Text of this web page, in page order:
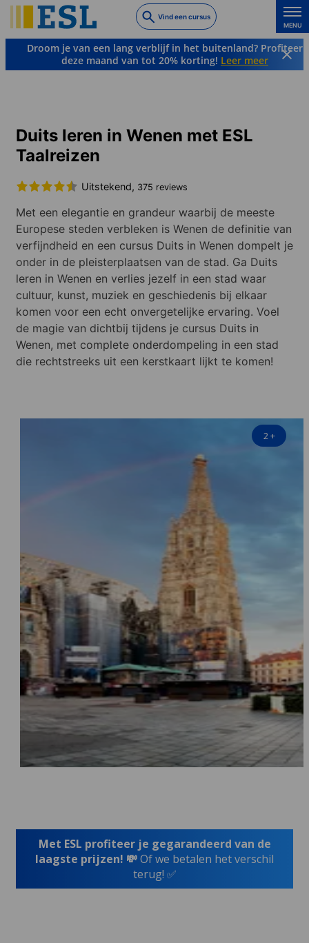
to
main
content
Vind een cursus
MENU
Droom je van een lang verblijf in het buitenland? Profiteer
deze maand van tot 20% korting! Leer meer
Duits leren in Wenen met ESL
Taalreizen
Uitstekend, 375 reviews
Met een elegantie en grandeur waarbij de meeste
Europese steden verbleken is Wenen de definitie van
verfijndheid en een cursus Duits in Wenen dompelt je
onder in de pleisterplaatsen van de stad. Ga Duits
leren in Wenen en verlies jezelf in een stad waar
cultuur, kunst, muziek en geschiedenis bij elkaar
komen voor een echt onvergetelijke ervaring. Voel
de magie van dichtbij tijdens je cursus Duits in
Wenen, met complete onderdompeling in een stad
die rechtstreeks uit een kerstkaart lijkt te komen!
2+
Met ESL profiteer je gegarandeerd van de
laagste prijzen! 💸Of we betalen het verschil
terug! ✅